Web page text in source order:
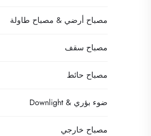
مصباح أرضي & مصباح طاولة
مصباح سقف
مصباح حائط
ضوء بؤري & Downlight
مصباح خارجي